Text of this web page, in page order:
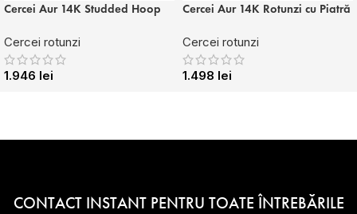
Cercei Aur 14K Studded Hoop
Cercei rotunzi
1.946 lei
Cercei Aur 14K Rotunzi cu Piatră
Cercei rotunzi
1.498 lei
CONTACT INSTANT PENTRU TOATE ÎNTREBĂRILE